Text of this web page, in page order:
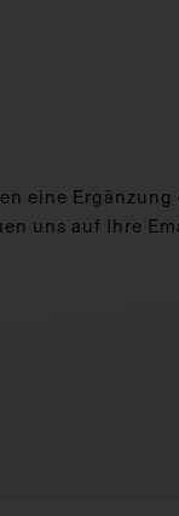
eine
uns auf Ihre